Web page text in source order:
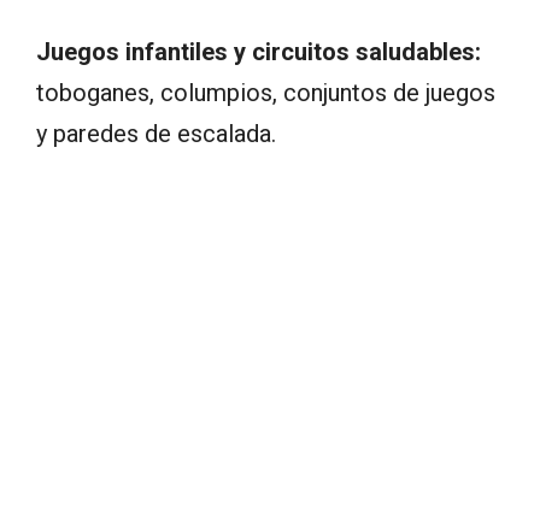
Juegos infantiles y circuitos saludables:
toboganes, columpios, conjuntos de juegos
y paredes de escalada.